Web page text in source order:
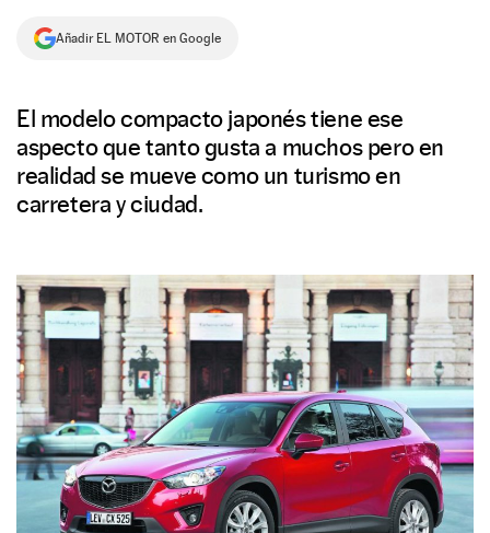
NEWSLETTER
Añadir EL MOTOR en Google
El modelo compacto japonés tiene ese
aspecto que tanto gusta a muchos pero en
realidad se mueve como un turismo en
carretera y ciudad.